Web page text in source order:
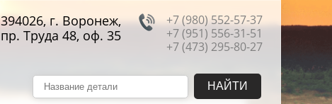
394026, г. Воронеж,
пр. Труда 48, оф. 35
+7 (980) 552-57-37
+7 (951) 556-31-51
+7 (473) 295-80-27